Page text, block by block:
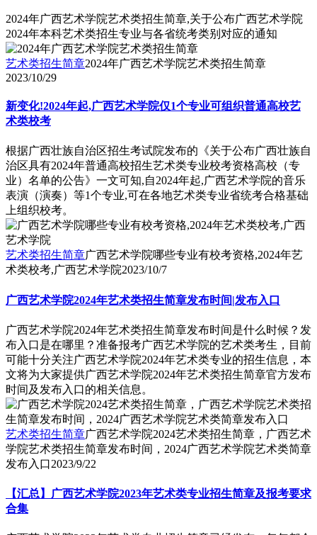
2024年广西艺术学院艺术类招生简章,关于公布广西艺术学院
2024年本科艺术类招生专业与各省统考类别对应的通知
艺术类招生简章2024年广西艺术学院艺术类招生简章
2023/10/29
新变化!2024年起,广西艺术学院仅1个专业可组织普通高校艺
术类校考
根据广西壮族自治区招生考试院发布的《关于公布广西壮族自
治区具有2024年普通高校招生艺术类专业校考资格高校（专
业）名单的公告》一文可知,自2024年起,广西艺术学院的音乐
表演（演奏）等1个专业,可在各地艺术类专业省统考合格基础
上组织校考。
艺术类招生简章广西艺术学院哪些专业有校考资格,2024年艺
术类校考,广西艺术学院2023/10/7
广西艺术学院2024年艺术类招生简章发布时间|发布入口
广西艺术学院2024年艺术类招生简章发布时间是什么时候？发
布入口是在哪里？准备报考广西艺术学院的艺术类考生，目前
可能十分关注广西艺术学院2024年艺术类专业的招生信息，本
文将为大家提供广西艺术学院2024年艺术类招生简章官方发布
时间及发布入口的相关信息。
艺术类招生简章广西艺术学院2024艺术类招生简章，广西艺术
学院艺术类招生简章发布时间，2024广西艺术学院艺术类简章
发布入口2023/9/22
【汇总】广西艺术学院2023年艺术类专业招生简章及报考要求
合集